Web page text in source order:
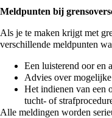
Meldpunten bij
Als je te maken krijgt met
verschillende meldpunten
Een luisterend oor en
Advies over
Het indienen van een
tucht- of
Alle meldingen worden